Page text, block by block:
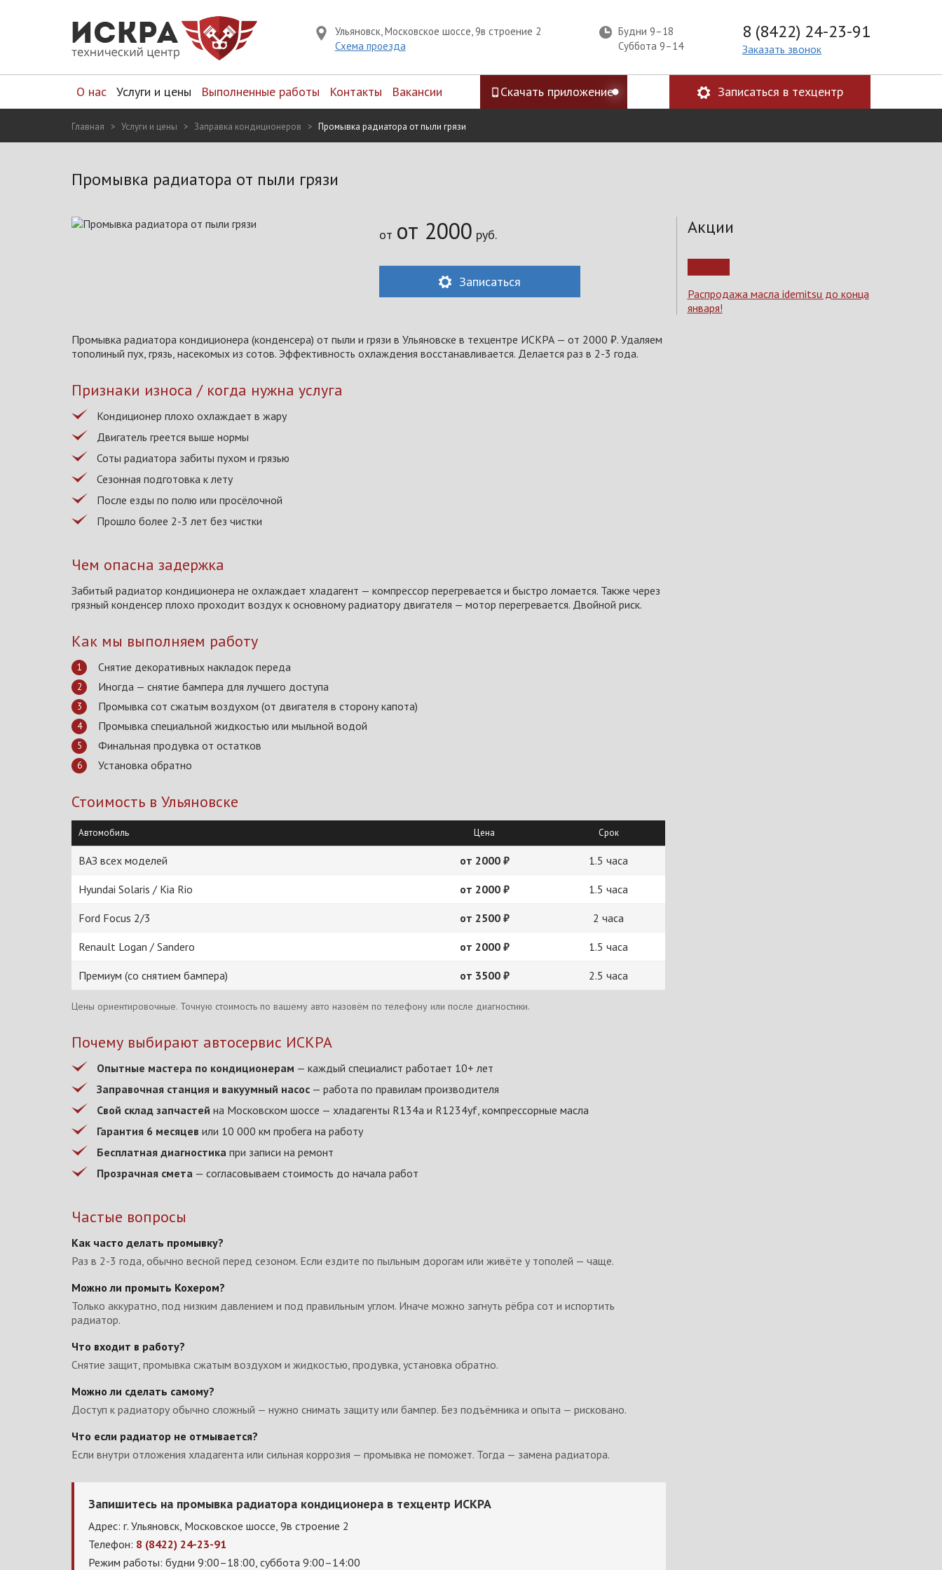
Ульяновск, Московское шоссе, 9в строение 2
Схема проезда
Будни 9–18
Суббота 9–14
8 (8422) 24-23-91
Заказать звонок
О нас Услуги и цены Выполненные работы Контакты Вакансии Скачать приложение Записаться в техцентр
Главная Услуги и цены Заправка кондиционеров Промывка радиатора от пыли грязи
Промывка радиатора от пыли грязи
от от 2000 руб.
Записаться
Промывка радиатора кондиционера (конденсера) от пыли и грязи в Ульяновске в техцентре ИСКРА — от 2000 ₽. Удаляем
тополиный пух, грязь, насекомых из сотов. Эффективность охлаждения восстанавливается. Делается раз в 2-3 года.
Признаки износа / когда нужна услуга
Кондиционер плохо охлаждает в жару
Двигатель греется выше нормы
Соты радиатора забиты пухом и грязью
Сезонная подготовка к лету
После езды по полю или просёлочной
Прошло более 2-3 лет без чистки
Чем опасна задержка
Забитый радиатор кондиционера не охлаждает хладагент — компрессор перегревается и быстро ломается. Также через
грязный конденсер плохо проходит воздух к основному радиатору двигателя — мотор перегревается. Двойной риск.
Как мы выполняем работу
Снятие декоративных накладок переда
Иногда — снятие бампера для лучшего доступа
Промывка сот сжатым воздухом (от двигателя в сторону капота)
Промывка специальной жидкостью или мыльной водой
Финальная продувка от остатков
Установка обратно
Стоимость в Ульяновске
Автомобиль Цена Срок
ВАЗ всех моделей от 2000 ₽ 1.5 часа
Hyundai Solaris / Kia Rio от 2000 ₽ 1.5 часа
Ford Focus 2/3 от 2500 ₽ 2 часа
Renault Logan / Sandero от 2000 ₽ 1.5 часа
Премиум (со снятием бампера) от 3500 ₽ 2.5 часа
Цены ориентировочные. Точную стоимость по вашему авто назовём по телефону или после диагностики.
Почему выбирают автосервис ИСКРА
Опытные мастера по кондиционерам — каждый специалист работает 10+ лет
Заправочная станция и вакуумный насос — работа по правилам производителя
Свой склад запчастей на Московском шоссе — хладагенты R134a и R1234yf, компрессорные масла
Гарантия 6 месяцев или 10 000 км пробега на работу
Бесплатная диагностика при записи на ремонт
Прозрачная смета — согласовываем стоимость до начала работ
Частые вопросы
Как часто делать промывку?
Раз в 2-3 года, обычно весной перед сезоном. Если ездите по пыльным дорогам или живёте у тополей — чаще.
Можно ли промыть Кохером?
Только аккуратно, под низким давлением и под правильным углом. Иначе можно загнуть рёбра сот и испортить
радиатор.
Что входит в работу?
Снятие защит, промывка сжатым воздухом и жидкостью, продувка, установка обратно.
Можно ли сделать самому?
Доступ к радиатору обычно сложный — нужно снимать защиту или бампер. Без подъёмника и опыта — рисковано.
Что если радиатор не отмывается?
Если внутри отложения хладагента или сильная коррозия — промывка не поможет. Тогда — замена радиатора.
Запишитесь на промывка радиатора кондиционера в техцентр ИСКРА
Адрес: г. Ульяновск, Московское шоссе, 9в строение 2
Телефон: 8 (8422) 24-23-91
Режим работы: будни 9:00–18:00, суббота 9:00–14:00
Акции
Распродажа масла idemitsu до конца
января!